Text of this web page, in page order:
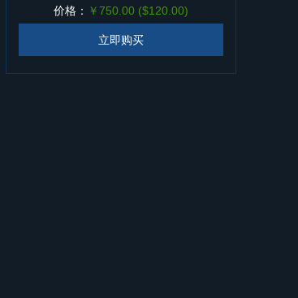
价格： ￥750.00 ($120.00)
立即购买